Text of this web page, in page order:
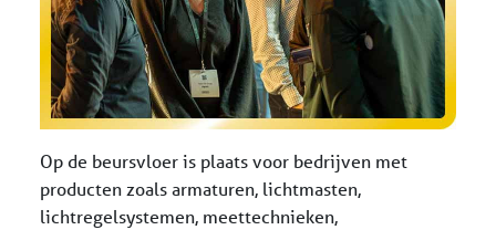
Op de beursvloer is plaats voor bedrijven met
producten zoals armaturen, lichtmasten,
lichtregelsystemen, meettechnieken,